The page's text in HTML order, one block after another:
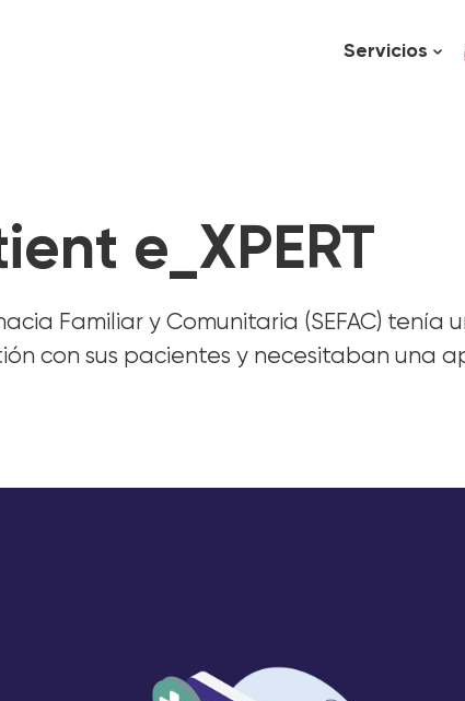
Servicios
e_XPERT
Familiar y Comunitaria (SEFAC)
con sus pacientes y necesitaban una